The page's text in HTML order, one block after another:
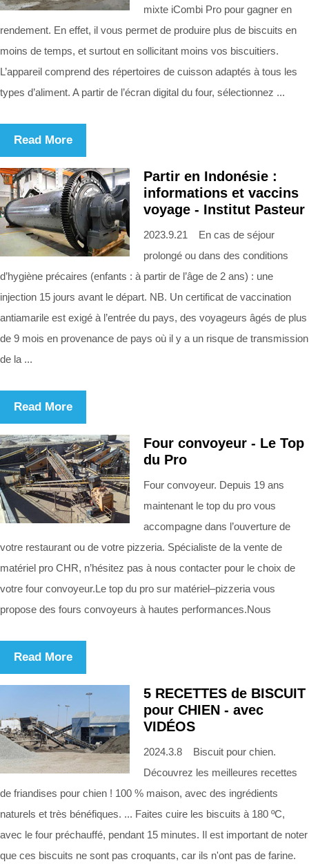
mixte iCombi Pro pour gagner en
rendement. En effet, il vous permet de produire plus de biscuits en
moins de temps, et surtout en sollicitant moins vos biscuitiers.
L’appareil comprend des répertoires de cuisson adaptés à tous les
types d’aliment. A partir de l’écran digital du four, sélectionnez ...
Read More
Partir en Indonésie :
informations et vaccins
voyage - Institut Pasteur
2023.9.21 En cas de séjour
prolongé ou dans des conditions
d’hygiène précaires (enfants : à partir de l’âge de 2 ans) : une
injection 15 jours avant le départ. NB. Un certificat de vaccination
antiamarile est exigé à l’entrée du pays, des voyageurs âgés de plus
de 9 mois en provenance de pays où il y a un risque de transmission
de la ...
Read More
Four convoyeur - Le Top
du Pro
Four convoyeur. Depuis 19 ans
maintenant le top du pro vous
accompagne dans l’ouverture de
votre restaurant ou de votre pizzeria. Spécialiste de la vente de
matériel pro CHR, n’hésitez pas à nous contacter pour le choix de
votre four convoyeur.Le top du pro sur matériel–pizzeria vous
propose des fours convoyeurs à hautes performances.Nous
Read More
5 RECETTES de BISCUIT
pour CHIEN - avec
VIDÉOS
2024.3.8 Biscuit pour chien.
Découvrez les meilleures recettes
de friandises pour chien ! 100 % maison, avec des ingrédients
naturels et très bénéfiques. ... Faites cuire les biscuits à 180 ºC,
avec le four préchauffé, pendant 15 minutes. Il est important de noter
que ces biscuits ne sont pas croquants, car ils n'ont pas de farine.